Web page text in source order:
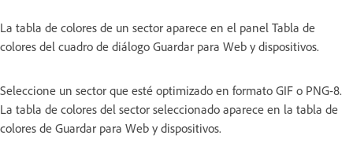
La tabla de colores de un sector aparece en el panel Tabla de
colores del cuadro de diálogo Guardar para Web y dispositivos.
Seleccione un sector que esté optimizado en formato GIF o PNG-8.
La tabla de colores del sector seleccionado aparece en la tabla de
colores de Guardar para Web y dispositivos.